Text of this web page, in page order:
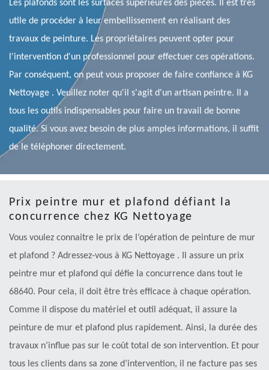
Les plafonds sont les surfaces supérieures des pièces. Il est très
utile de procéder à leur embellissement en réalisant des
travaux de peinture. Les propriétaires peuvent opter pour
l'intervention d'un professionnel pour effectuer ces opérations.
Par conséquent, on peut vous proposer de faire confiance à KG
Nettoyage . Veuillez noter qu'il s'agit d'un artisan peintre. Il a
tous les outils indispensables pour faire un travail de bonne
qualité. Si vous avez besoin de plus amples informations, il suffit
de le téléphoner directement.
Prix peintre mur et plafond défiant la
concurrence chez KG Nettoyage
Vous voulez connaitre le prix de l’opération de peinture de mur
et plafond ? Adressez-vous à KG Nettoyage . Il assure un prix
peintre mur et plafond qui défie la concurrence dans tout le
68640. Pour cela, il doit être très efficace à chaque opération.
Comme il dispose du matériel et outil adéquat, il assure la
peinture de mur et plafond plus rapidement. Ainsi, la durée des
travaux n’influe pas sur le coût total de son intervention. Et pour
tous les clients dans sa zone d’intervention, il ne facture pas ses